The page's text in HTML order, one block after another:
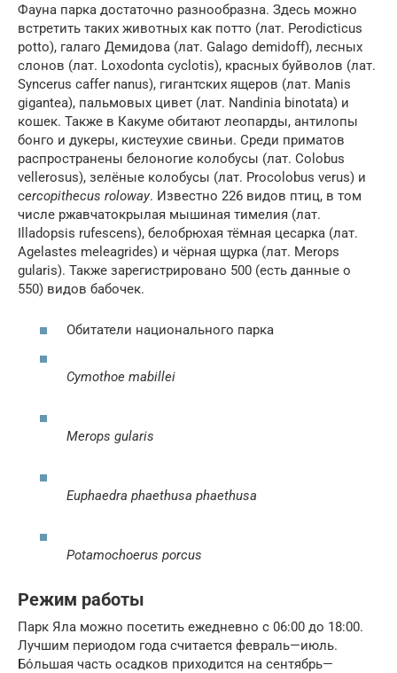
Фауна парка достаточно разнообразна. Здесь можно
встретить таких животных как потто (лат. Perodicticus
potto), галаго Демидова (лат. Galago demidoff), лесных
слонов (лат. Loxodonta cyclotis), красных буйволов (лат.
Syncerus caffer nanus), гигантских ящеров (лат. Manis
gigantea), пальмовых цивет (лат. Nandinia binotata) и
кошек. Также в Какуме обитают леопарды, антилопы
бонго и дукеры, кистеухие свиньи. Среди приматов
распространены белоногие колобусы (лат. Colobus
vellerosus), зелёные колобусы (лат. Procolobus verus) и
cercopithecus roloway. Известно 226 видов птиц, в том
числе ржавчатокрылая мышиная тимелия (лат.
Illadopsis rufescens), белобрюхая тёмная цесарка (лат.
Agelastes meleagrides) и чёрная щурка (лат. Merops
gularis). Также зарегистрировано 500 (есть данные о
550) видов бабочек.
Обитатели национального парка
Cymothoe mabillei
Merops gularis
Euphaedra phaethusa phaethusa
Potamochoerus porcus
Режим работы
Парк Яла можно посетить ежедневно с 06:00 до 18:00.
Лучшим периодом года считается февраль—июль.
Бо́льшая часть осадков приходится на сентябрь—